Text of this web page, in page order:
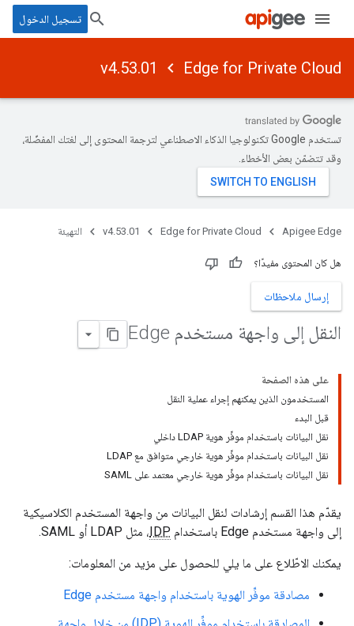
تسجيل الدخول
Edge for Private Cloud
v4.53.01
تستخدم Google تكنولوجيا الذكاء الاصطناعي لترجمة المحتوى إلى لغتك المفضّلة،
وقد تتضمّن بعض الأخطاء.
Apigee Edge
Edge for Private Cloud
v4.53.01 التهيئة
هل كان المحتوى مفيدًا؟
إرسال ملاحظات
النقل إلى واجهة مستخدم Edge
على هذه الصفحة
المستخدمون الذين يمكنهم إجراء عملية النقل
قبل البدء
نقل البيانات باستخدام موفِّر هوية LDAP داخلي
نقل البيانات باستخدام موفِّر هوية خارجي متوافق مع LDAP
نقل البيانات باستخدام موفِّر هوية خارجي معتمد على SAML
يقدّم هذا القسم إرشادات لنقل البيانات من واجهة المستخدم الكلاسيكية
إلى واجهة مستخدم Edge باستخدام
IDP، مثل LDAP أو SAML.
يمكنك الاطّلاع على ما يلي للحصول على مزيد من المعلومات:
مصادقة موفِّر الهوية باستخدام واجهة مستخدم Edge